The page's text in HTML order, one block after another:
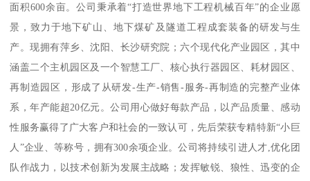
面积600余亩。公司秉承着“打造世界地下工程机械百年”的企业愿
景，致力于地下矿山、地下煤矿及隧道工程成套装备的研发与生
产。现拥有萍乡、沈阳、长沙研究院；六个现代化产业园区，其中
涵盖二个主机园区及一个智慧工厂、核心执行器园区、耗材园区、
再制造园区，形成了从研发-生产-销售-服务-再制造的完整产业体
系，年产能超20亿元。公司用心做好每款产品，以产品质量、感动
性服务赢得了广大客户和社会的一致认可，先后荣获专精特新“小巨
人”企业、等称号，拥有300余项企业。公司将持续引进人才,优化团
队作战力，以技术创新为发展主战略；发挥敏锐、狼性、迅变的企